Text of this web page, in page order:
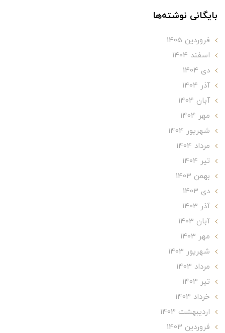
بایگانی نوشته‌ها
فروردین 1405
اسفند 1404
دی 1404
آذر 1404
آبان 1404
مهر 1404
شهریور 1404
مرداد 1404
تير 1404
بهمن 1403
دی 1403
آذر 1403
آبان 1403
مهر 1403
شهریور 1403
مرداد 1403
تير 1403
خرداد 1403
ارديبهشت 1403
فروردین 1403